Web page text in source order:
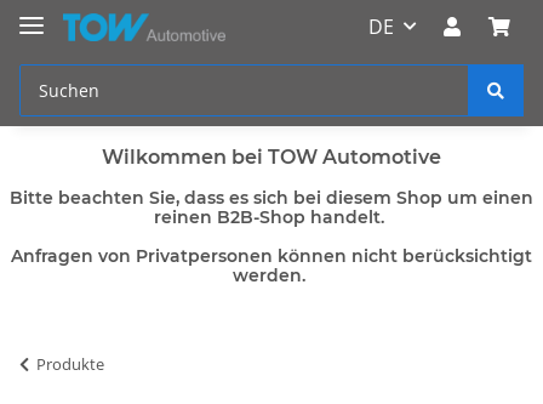
DE
Wilkommen bei TOW Automotive
Bitte beachten Sie, dass es sich bei diesem Shop um einen
reinen B2B-Shop handelt.
Anfragen von Privatpersonen können nicht berücksichtigt
werden.
Produkte